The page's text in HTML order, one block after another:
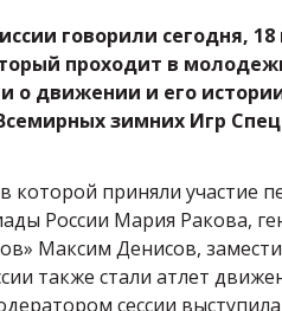
говорили сегодня, 18
проходит в
о движении и его
зимних Игр
которой приняли участие
России Мария Ракова,
Максим Денисов,
также стали атлет
сессии